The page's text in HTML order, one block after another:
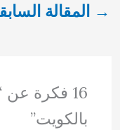
→ المقالة
16 فكرة
بالكويت”